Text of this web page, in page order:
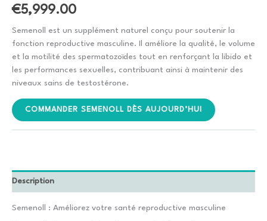
€5,999.00
Semenoll est un supplément naturel conçu pour soutenir la
fonction reproductive masculine. Il améliore la qualité, le volume
et la motilité des spermatozoïdes tout en renforçant la libido et
les performances sexuelles, contribuant ainsi à maintenir des
niveaux sains de testostérone.
COMMANDER SEMENOLL DÈS AUJOURD’HUI
Description
Semenoll : Améliorez votre santé reproductive masculine